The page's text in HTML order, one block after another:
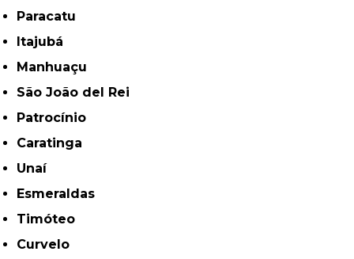
Paracatu
Itajubá
Manhuaçu
São João del Rei
Patrocínio
Caratinga
Unaí
Esmeraldas
Timóteo
Curvelo